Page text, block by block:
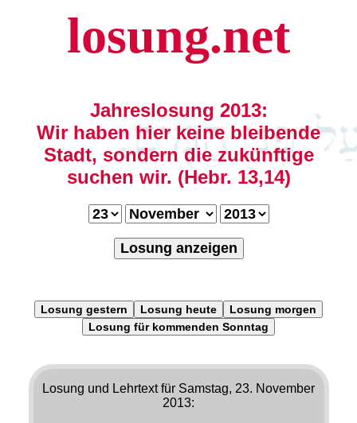
losung.net
Jahreslosung 2013:
Wir haben hier keine bleibende
Stadt, sondern die zukünftige
suchen wir. (Hebr. 13,14)
Losung anzeigen
Losung gestern Losung heute
Losung morgen
Losung für kommenden Sonntag
Losung und Lehrtext für Samstag, 23. November
2013: